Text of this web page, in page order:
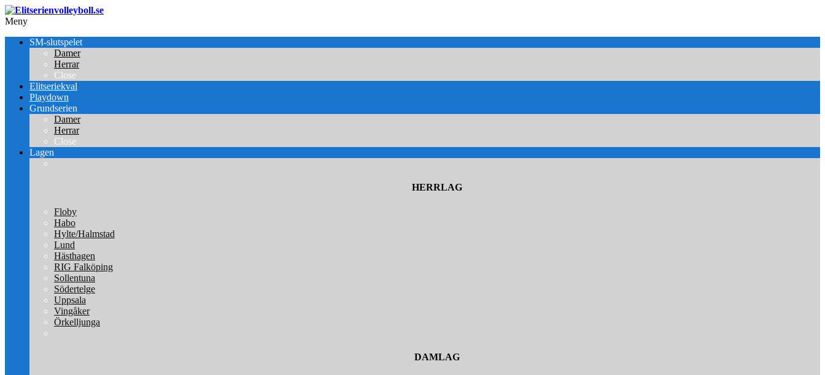
Meny
SM-slutspelet
Damer
Herrar
Close
Elitseriekval
Playdown
Grundserien
Damer
Herrar
Close
Lagen
HERRLAG
Floby
Habo
Hylte/Halmstad
Lund
Hästhagen
RIG Falköping
Sollentuna
Södertelge
Uppsala
Vingåker
Örkelljunga
DAMLAG